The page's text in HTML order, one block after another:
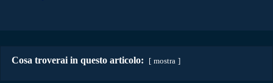
Cosa troverai in questo articolo: mostra